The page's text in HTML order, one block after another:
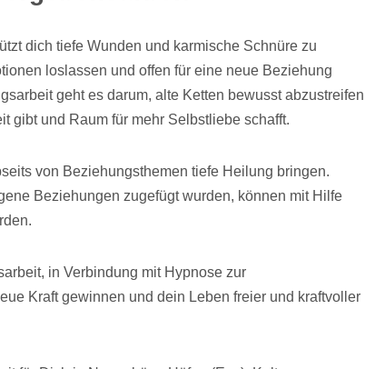
dich tiefe Wunden und karmische Schnüre zu
loslassen und offen für eine neue Beziehung
geht es darum, alte Ketten bewusst abzustreifen
gibt und Raum für mehr Selbstliebe schafft.
von Beziehungsthemen tiefe Heilung bringen.
Beziehungen zugefügt wurden, können mit Hilfe
in Verbindung mit Hypnose zur
Kraft gewinnen und dein Leben freier und kraftvoller